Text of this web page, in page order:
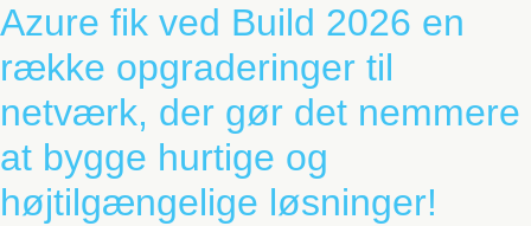
Azure fik ved Build 2026 en
række opgraderinger til
netværk, der gør det nemmere
at bygge hurtige og
højtilgængelige løsninger!